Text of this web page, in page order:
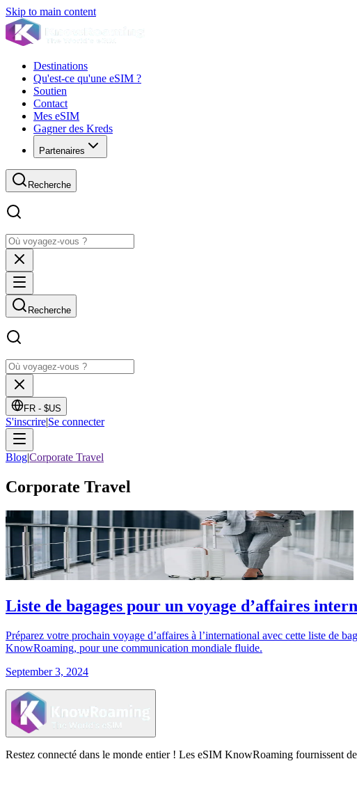
Skip to main content
Destinations
Qu'est-ce qu'une eSIM ?
Soutien
Contact
Mes eSIM
Gagner des Kreds
Partenaires
Recherche
Recherche
FR - $US
S'inscrire|Se connecter
Blog|Corporate Travel
Corporate Travel
Liste de bagages pour un voyage d’affaires
Préparez votre prochain voyage d’affaires à l’international avec cette liste de
KnowRoaming, pour une communication mondiale fluide.
September 3, 2024
Restez connecté dans le monde entier ! Les eSIM KnowRoaming fournissent